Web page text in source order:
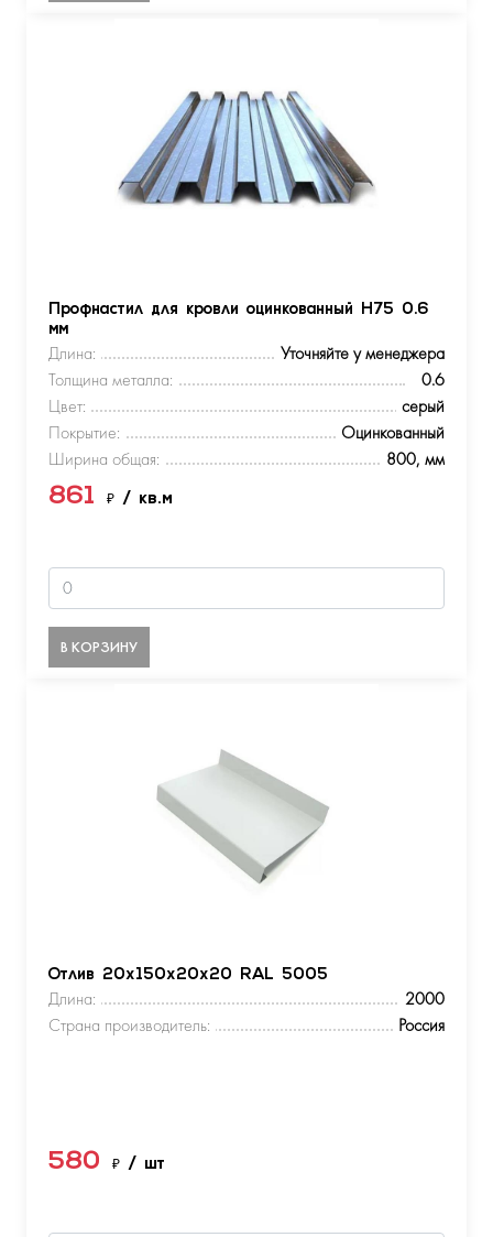
Профнастил для кровли оцинкованный Н75 0.6
мм
Длина:
Уточняйте у менеджера
Толщина металла:
0.6
Цвет:
серый
Покрытие:
Оцинкованный
Ширина общая:
800, мм
861 ₽ / кв.м
В КОРЗИНУ
Отлив 20х150х20х20 RAL 5005
Длина:
2000
Страна производитель:
Россия
580 ₽ / шт